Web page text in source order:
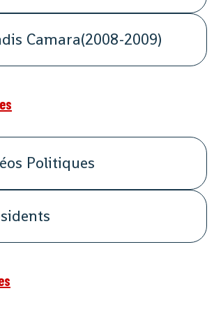
Camara(2008-2009)
Politiques